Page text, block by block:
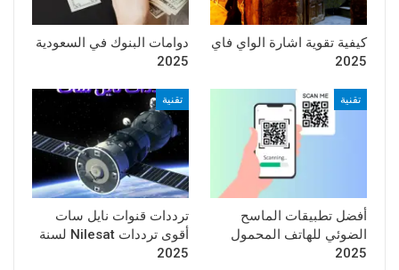
كيفية تقوية اشارة الواي فاي
2025
دوامات البنوك في السعودية
2025
تقنية
أفضل تطبيقات الماسح
الضوئي للهاتف المحمول
2025
تقنية
ترددات قنوات نايل سات
أقوى ترددات Nilesat لسنة
2025